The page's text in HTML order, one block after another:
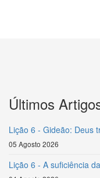
Últimos
Lição 6 - Gideão: Deus
05 Agosto 2026
Lição 6 - A suficiência